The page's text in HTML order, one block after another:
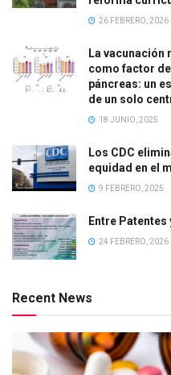
26 FEBRERO, 2026
La vacunación
como factor
páncreas: un
de un solo
18 JUNIO, 2025
Los CDC
equidad en el
9 FEBRERO, 2025
Entre
24 FEBRERO, 2026
Recent News